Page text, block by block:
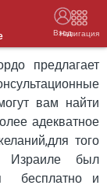
Вход
Навигация
предлагает
вам найти
адекватное
того
был
бесплатно и